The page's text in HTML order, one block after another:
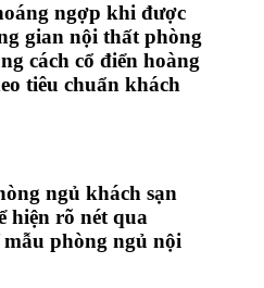
ngợp khi được
gian nội thất phòng
cách cổ điển hoàng
tiêu chuẩn khách
ngủ khách sạn
hiện rõ nét qua
phòng ngủ nội